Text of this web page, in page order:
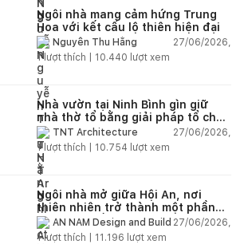
Ngôi nhà mang cảm hứng Trung
Hoa với kết cấu lộ thiên hiện đại
Nguyễn Thu Hằng
27/06/2026,
1lượt thích | 10.440 lượt xem
Nhà vườn tại Ninh Bình gìn giữ
nhà thờ tổ bằng giải pháp tổ chức
lại không gian
TNT Architecture
27/06/2026,
1lượt thích | 10.754 lượt xem
Ngôi nhà mở giữa Hội An, nơi
thiên nhiên trở thành một phần
của cuộc sống
AN NAM Design and Build 27/06/2026,
1lượt thích | 11.196 lượt xem